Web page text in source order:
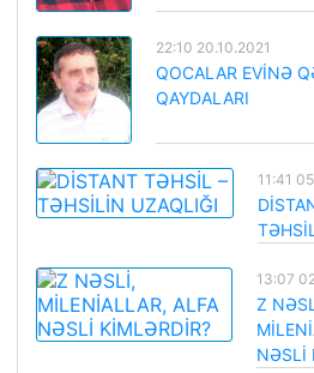
22:10 20.10.2021
QOCALAR EVİNƏ
QAYDALARI
11:41
13:07
Z
NƏSLİ